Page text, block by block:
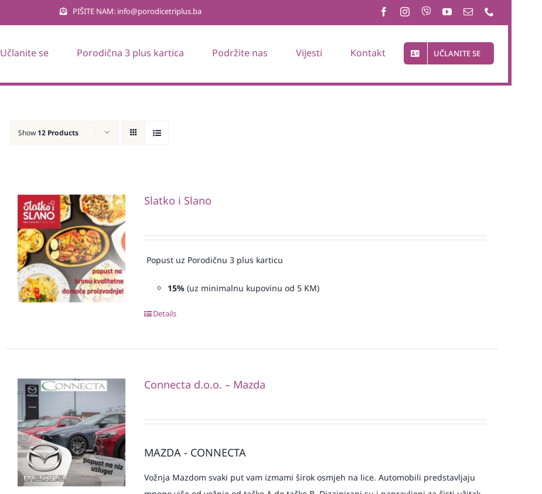
PIŠITE NAM: info@porodicetriplus.ba
Učlanite se Porodična 3 plus kartica Podržite nas Vijesti Kontakt UČLANITE SE
Show 12 Products
Slatko i Slano
Popust uz Porodičnu 3 plus karticu
15% (uz minimalnu kupovinu od 5 KM)
Details
Connecta d.o.o. – Mazda
MAZDA - CONNECTA
Vožnja Mazdom svaki put vam izmami širok osmjeh na lice. Automobili predstavljaju